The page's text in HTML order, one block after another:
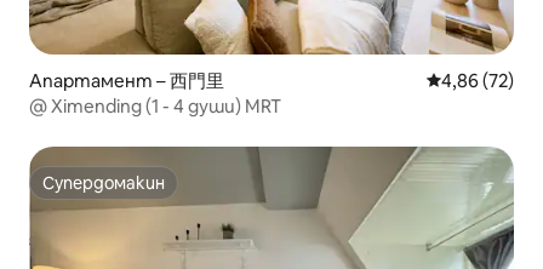
Апартамент – 西門里 Средна
4,86 (72)
@ Ximending (1 - 4 души) MRT
Супердомакин
Супердомакин